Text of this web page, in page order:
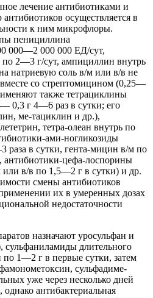
лечение антибиотиками и
осуществляется в
к ним микрофлоры.
пенициллина
000—2 000 000 ЕД/сут,
2—3 г/сут, ампициллин внутрь
натриевую соль в/м или в/в не
со стрептомицином (0,25—
также тетрациклины
0,3 г 4—6 раз в сутки; его
ме-тациклин и др.),
тетра-олеан внутрь по
ами-ногликозиды
в сутки, гента-мицин в/м по
антибиотики-цефа-лоспорины
в/в по 1,5—2 г в сутки) и др.
смены антибиотиков
их в умеренных дозах
недостаточности
назначают уросульфан и
сульфаниламиды длительного
по 1—2 г в первые сутки, затем
сульфадиме-
уже через несколько дней
антибактериальная